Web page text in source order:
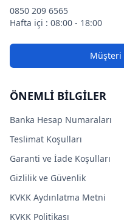
0850 209 6565
Hafta içi : 08:00 - 18:00
Müşteri
ÖNEMLİ BİLGİLER
Banka Hesap Numaraları
Teslimat Koşulları
Garanti ve İade Koşulları
Gizlilik ve Güvenlik
KVKK Aydınlatma Metni
KVKK Politikası